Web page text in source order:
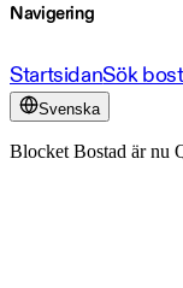
Navigering
StartsidanSök
Svenska
Blocket Bostad är nu